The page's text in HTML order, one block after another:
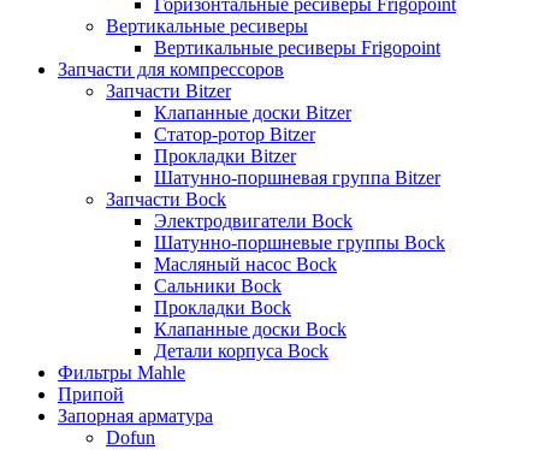
Вертикальные ресиверы
Вертикальные ресиверы Frigopoint
Запчасти для компрессоров
Запчасти Bitzer
Клапанные доски Bitzer
Статор-ротор Bitzer
Прокладки Bitzer
Шатунно-поршневая группа Bitzer
Запчасти Bock
Электродвигатели Bock
Шатунно-поршневые группы Bock
Масляный насос Bock
Сальники Bock
Прокладки Bock
Клапанные доски Bock
Детали корпуса Bock
Фильтры Mahle
Припой
Запорная арматура
Dofun